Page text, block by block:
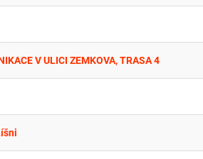
V ULICI ZEMKOVA, TRASA 4